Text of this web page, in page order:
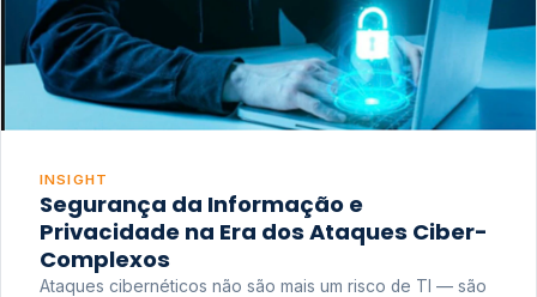
INSIGHT
Segurança da Informação e
Privacidade na Era dos Ataques Ciber-
Complexos
Ataques cibernéticos não são mais um risco de TI — são